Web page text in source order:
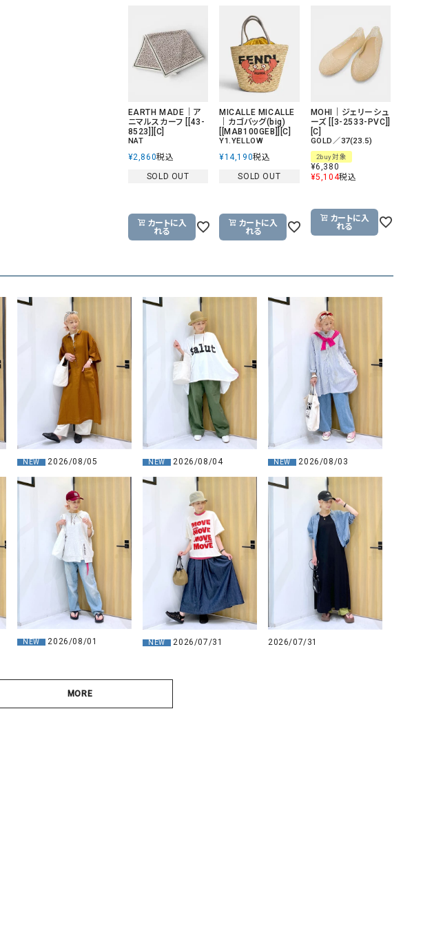
EARTH MADE｜ア
ニマルスカーフ [[43-
8523]][C]
NAT
¥2,860税込
SOLD OUT
カートに入
れる
MICALLE MICALLE
｜カゴバッグ(big)
[[MAB100GEB]][C]
Y1.YELLOW
¥14,190税込
SOLD OUT
カートに入
れる
MOHI｜ジェリーシュ
ーズ [[3-2533-PVC]]
[C]
GOLD／37(23.5)
2buy対象
¥6,380
¥5,104税込
カートに入
れる
NEW 2026/08/05 NEW 2026/08/04 NEW 2026/08/03
NEW 2026/08/01 NEW 2026/07/31 2026/07/31
MORE